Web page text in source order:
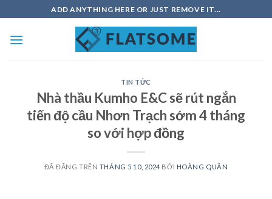
đến
nội
ADD ANYTHING HERE OR JUST REMOVE IT...
TIN TỨC
Nhà thầu Kumho E&C sẽ rút ngắn
tiến độ cầu Nhơn Trạch sớm 4 tháng
so với hợp đồng
ĐÃ ĐĂNG TRÊN THÁNG 5 10, 2024 BỞI HOÀNG QUÂN